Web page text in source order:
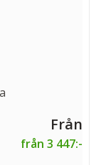
från 3 447:-